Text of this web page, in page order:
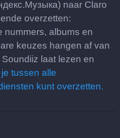
naar Claro
overzetten:
nummers, albums en
keuzes hangen af van
laat lezen en
tussen alle
kunt overzetten.